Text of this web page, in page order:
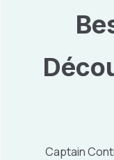
Captain